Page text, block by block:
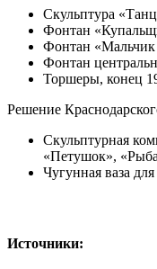
Скульптура
Фонтан
Фонтан «Мальчик
Фонтан
Торшеры, конец
Решение
Скульптурная
«Петушок»,
Чугунная ваза
Источники: